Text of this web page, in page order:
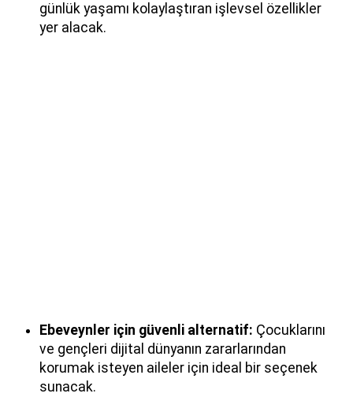
günlük yaşamı kolaylaştıran işlevsel özellikler
yer alacak.
Ebeveynler için güvenli alternatif: Çocuklarını
ve gençleri dijital dünyanın zararlarından
korumak isteyen aileler için ideal bir seçenek
sunacak.